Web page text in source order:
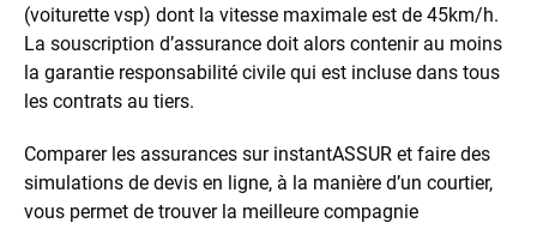
(voiturette vsp) dont la vitesse maximale est de 45km/h.
La souscription d’assurance doit alors contenir au moins
la garantie responsabilité civile qui est incluse dans tous
les contrats au tiers.
Comparer les assurances sur instantASSUR et faire des
simulations de devis en ligne, à la manière d’un courtier,
vous permet de trouver la meilleure compagnie